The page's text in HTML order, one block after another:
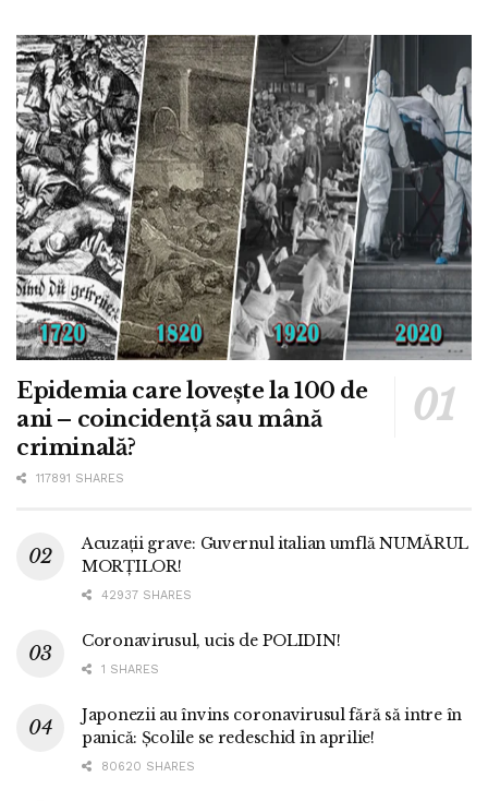
Epidemia care lovește la 100 de
ani – coincidență sau mână
criminală?
117891 SHARES
Acuzații grave: Guvernul italian umflă NUMĂRUL
MORȚILOR!
42937 SHARES
Coronavirusul, ucis de POLIDIN!
1 SHARES
Japonezii au învins coronavirusul fără să intre în
panică: Școlile se redeschid în aprilie!
80620 SHARES